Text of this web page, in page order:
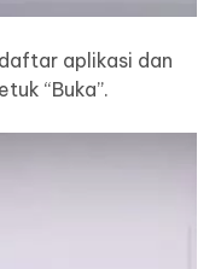
aplikasi dan
“Buka”.